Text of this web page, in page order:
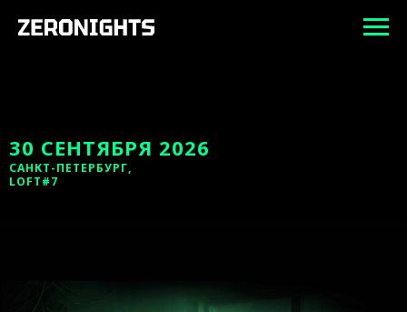
30 СЕНТЯБРЯ 2026
САНКТ-ПЕТЕРБУРГ,
LOFT#7